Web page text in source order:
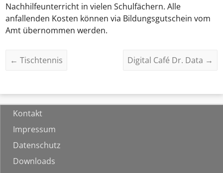
Nachhilfeunterricht in vielen Schulfächern. Alle
anfallenden Kosten können via Bildungsgutschein vom
Amt übernommen werden.
← Tischtennis Digital Café Dr. Data →
Kontakt
Impressum
Datenschutz
Downloads